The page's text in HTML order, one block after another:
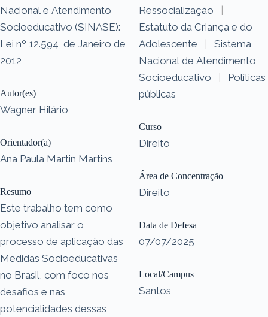
Nacional e Atendimento
Socioeducativo (SINASE):
Lei nº 12.594, de Janeiro de
2012
Autor(es)
Wagner Hilário
Orientador(a)
Ana Paula Martin Martins
Resumo
Este trabalho tem como
objetivo analisar o
processo de aplicação das
Medidas Socioeducativas
no Brasil, com foco nos
desafios e nas
potencialidades dessas
Ressocialização
|
Estatuto da Criança e do
Adolescente
|
Sistema
Nacional de Atendimento
Socioeducativo
|
Políticas
públicas
Curso
Direito
Área de Concentração
Direito
Data de Defesa
07/07/2025
Local/Campus
Santos